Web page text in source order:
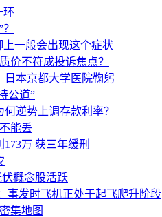
环
上一般会出现这个症状
价不符成投诉焦点？
日本京都大学医院鞠躬
公道”
逆势上调存款利率？
能丢
万 获三年缓刑
概念股活跃
事发时飞机正处于起飞爬升阶段
集地图